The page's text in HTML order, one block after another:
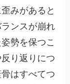
みがあると
ンスが崩れ
勢を保つこ
り返りにつ
はすべてつ